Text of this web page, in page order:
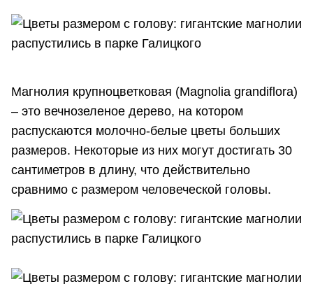
Магнолия крупноцветковая (Magnolia grandiflora)
– это вечнозеленое дерево, на котором
распускаются молочно-белые цветы больших
размеров. Некоторые из них могут достигать 30
сантиметров в длину, что действительно
сравнимо с размером человеческой головы.